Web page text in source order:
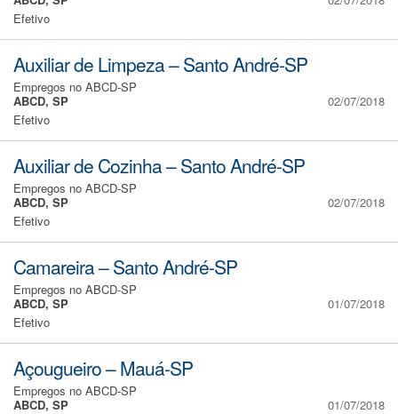
Efetivo
Auxiliar de Limpeza – Santo André-SP
Empregos no ABCD-SP
ABCD, SP
Efetivo
02/07/2018
Auxiliar de Cozinha – Santo André-SP
Empregos no ABCD-SP
ABCD, SP
Efetivo
02/07/2018
Camareira – Santo André-SP
Empregos no ABCD-SP
ABCD, SP
Efetivo
01/07/2018
Açougueiro – Mauá-SP
Empregos no ABCD-SP
ABCD, SP
01/07/2018